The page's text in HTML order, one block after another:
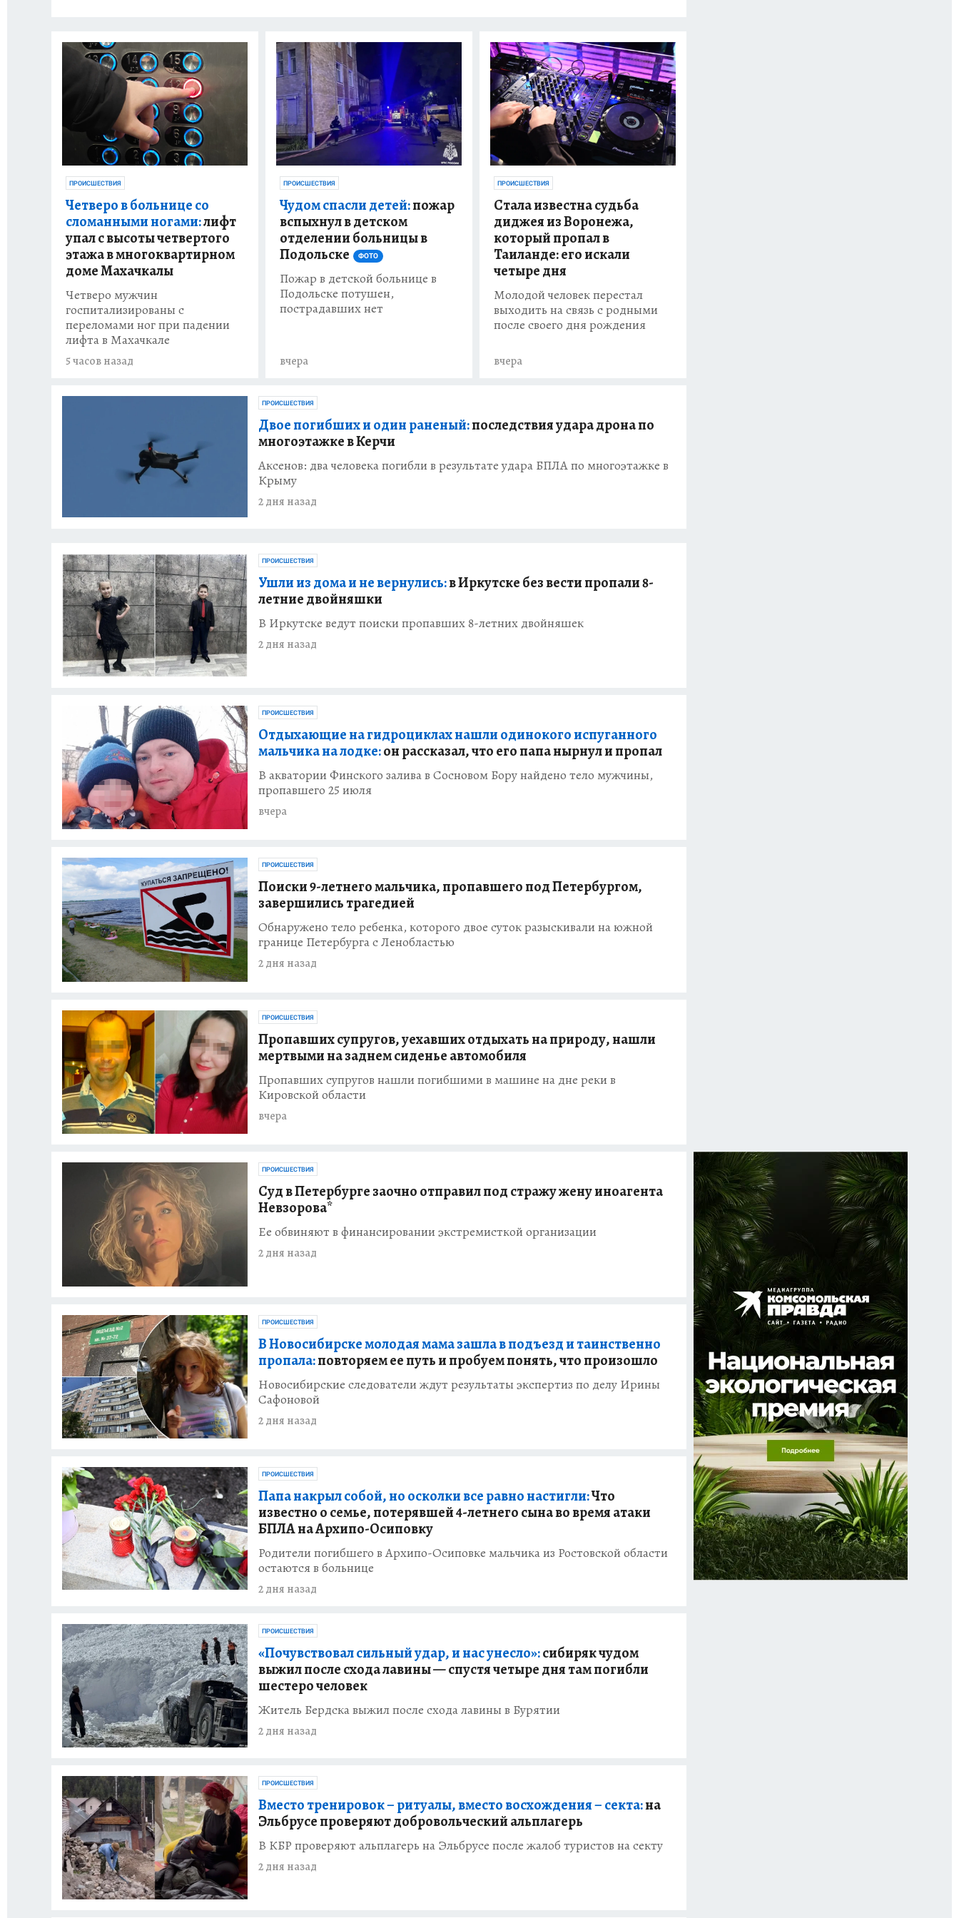
ПРОИСШЕСТВИЯ
Четверо в больнице со
сломанными ногами:лифт
упал с высоты четвертого
этажа в многоквартирном
доме Махачкалы
Четверо мужчин
госпитализированы с
переломами ног при падении
лифта в Махачкале
5 часов назад
ПРОИСШЕСТВИЯ
Чудом спасли детей:пожар
вспыхнул в детском
отделении больницы в
Подольске
ФОТО
Пожар в детской больнице в
Подольске потушен,
пострадавших нет
вчера
ПРОИСШЕСТВИЯ
Стала известна судьба
диджея из Воронежа,
который пропал в
Таиланде: его искали
четыре дня
Молодой человек перестал
выходить на связь с родными
после своего дня рождения
вчера
ПРОИСШЕСТВИЯ
Двое погибших и один раненый:последствия удара дрона по
многоэтажке в Керчи
Аксенов: два человека погибли в результате удара БПЛА по многоэтажке в
Крыму
2 дня назад
ПРОИСШЕСТВИЯ
Ушли из дома и не вернулись:в Иркутске без вести пропали 8-
летние двойняшки
В Иркутске ведут поиски пропавших 8-летних двойняшек
2 дня назад
ПРОИСШЕСТВИЯ
Отдыхающие на гидроциклах нашли одинокого испуганного
мальчика на лодке:он рассказал, что его папа нырнул и пропал
В акватории Финского залива в Сосновом Бору найдено тело мужчины,
пропавшего 25 июля
вчера
ПРОИСШЕСТВИЯ
Поиски 9-летнего мальчика, пропавшего под Петербургом,
завершились трагедией
Обнаружено тело ребенка, которого двое суток разыскивали на южной
границе Петербурга с Ленобластью
2 дня назад
ПРОИСШЕСТВИЯ
Пропавших супругов, уехавших отдыхать на природу, нашли
мертвыми на заднем сиденье автомобиля
Пропавших супругов нашли погибшими в машине на дне реки в
Кировской области
вчера
ПРОИСШЕСТВИЯ
Суд в Петербурге заочно отправил под стражу жену иноагента
Невзорова*
Ее обвиняют в финансировании экстремисткой организации
2 дня назад
ПРОИСШЕСТВИЯ
В Новосибирске молодая мама зашла в подъезд и таинственно
пропала:повторяем ее путь и пробуем понять, что произошло
Новосибирские следователи ждут результаты экспертиз по делу Ирины
Сафоновой
2 дня назад
ПРОИСШЕСТВИЯ
Папа накрыл собой, но осколки все равно настигли:Что
известно о семье, потерявшей 4-летнего сына во время атаки
БПЛА на Архипо-Осиповку
Родители погибшего в Архипо-Осиповке мальчика из Ростовской области
остаются в больнице
2 дня назад
ПРОИСШЕСТВИЯ
«Почувствовал сильный удар, и нас унесло»:сибиряк чудом
выжил после схода лавины — спустя четыре дня там погибли
шестеро человек
Житель Бердска выжил после схода лавины в Бурятии
2 дня назад
ПРОИСШЕСТВИЯ
Вместо тренировок – ритуалы, вместо восхождения – секта:на
Эльбрусе проверяют добровольческий альплагерь
В КБР проверяют альплагерь на Эльбрусе после жалоб туристов на секту
2 дня назад